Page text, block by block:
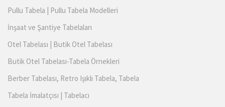
Pullu Tabela | Pullu Tabela Modelleri
İnşaat ve Şantiye Tabelaları
Otel Tabelası | Butik Otel Tabelası
Butik Otel Tabelası-Tabela Örnekleri
Berber Tabelası, Retro Işıklı Tabela, Tabela
Tabela İmalatçısı | Tabelacı